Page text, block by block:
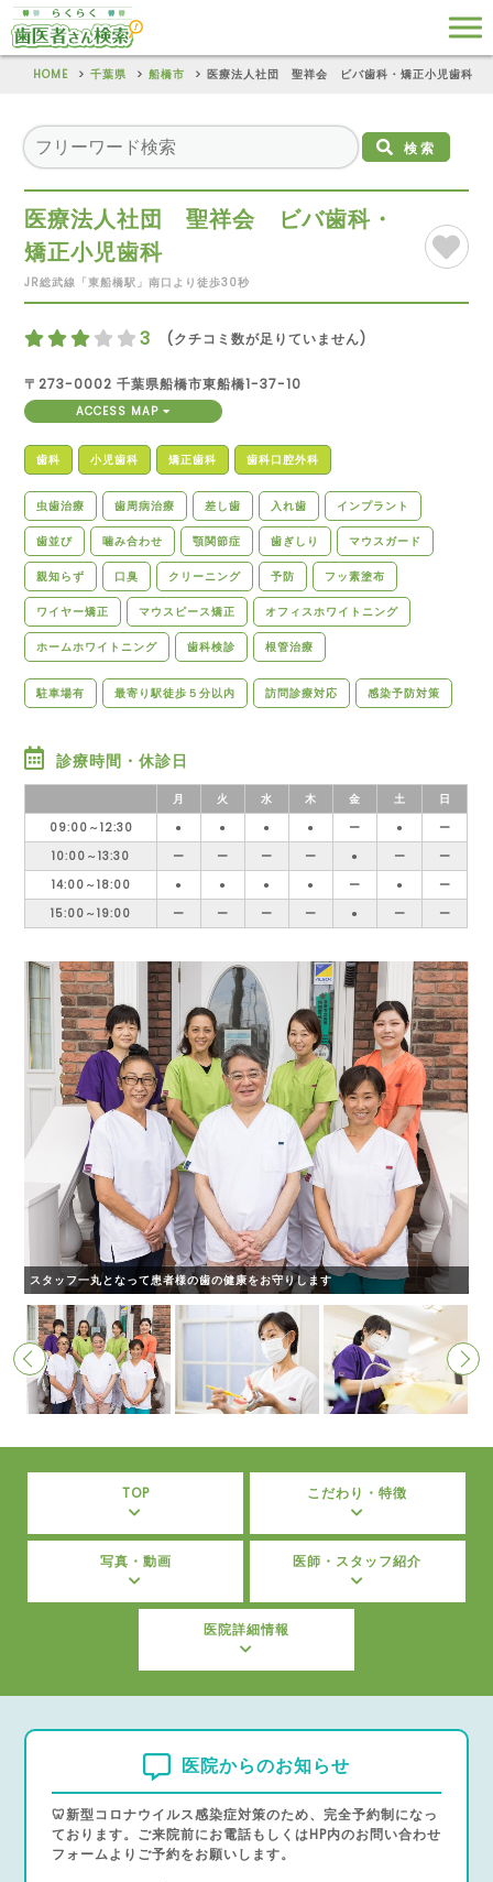
HOME 千葉県 船橋市 医療法人社団 聖祥会 ビバ歯科・矯正小児歯科
検索
医療法人社団 聖祥会 ビバ歯科・
矯正小児歯科
JR総武線「東船橋駅」南口より徒歩30秒
3 (クチコミ数が足りていません)
〒273-0002 千葉県船橋市東船橋1-37-10
ACCESS MAP
歯科 小児歯科 矯正歯科 歯科口腔外科
虫歯治療 歯周病治療 差し歯 入れ歯 インプラント
歯並び 噛み合わせ 顎関節症 歯ぎしり マウスガード
親知らず 口臭 クリーニング 予防 フッ素塗布
ワイヤー矯正 マウスピース矯正 オフィスホワイトニング
ホームホワイトニング 歯科検診 根管治療
駐車場有 最寄り駅徒歩５分以内 訪問診療対応 感染予防対策
診療時間・休診日
月 火 水 木 金 土
日
09:00～12:30
● ● ● ● ー ●
ー
10:00～13:30
ー ー ー ー ● ー
ー
14:00～18:00
● ● ● ● ー ●
ー
15:00～19:00
ー ー ー ー ● ー ー
スタッフ一丸となって患者様の歯の健康をお守りします
TOP こだわり・特徴
写真・動画 医師・スタッフ紹介
医院詳細情報
医院からのお知らせ
🦷新型コロナウイルス感染症対策のため、完全予約制になっ
ております。ご来院前にお電話もしくはHP内のお問い合わせ
フォームよりご予約をお願いします。